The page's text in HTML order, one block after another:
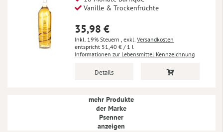
Vanille & Trockenfrüchte
35,98 €
Inkl. 19% Steuern , exkl. Versandkosten
51,40 € / 1 l
Informationen zur Lebensmittel Kennzeichnung
Details
mehr Produkte
der Marke
Psenner
anzeigen